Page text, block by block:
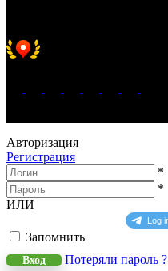
Авторизация
Регистрация
*
*
ИЛИ
Запомнить
Вход
Потеряли пароль ?